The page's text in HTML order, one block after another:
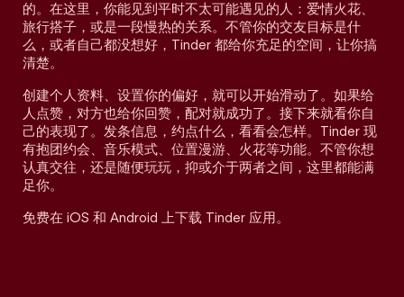
的。在这里，你能见到平时不太可能遇见的人：爱情火花、
旅行搭子，或是一段慢热的关系。不管你的交友目标是什
么，或者自己都没想好，Tinder 都给你充足的空间，让你搞
清楚。
创建个人资料、设置你的偏好，就可以开始滑动了。如果给
人点赞，对方也给你回赞，配对就成功了。接下来就看你自
己的表现了。发条信息，约点什么，看看会怎样。Tinder 现
有抱团约会、音乐模式、位置漫游、火花等功能。不管你想
认真交往，还是随便玩玩，抑或介于两者之间，这里都能满
足你。
免费在 iOS 和 Android 上下载 Tinder 应用。